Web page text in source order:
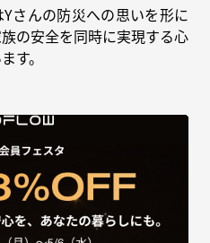
さんの防災への思いを形に
の安全を同時に実現する心
す。